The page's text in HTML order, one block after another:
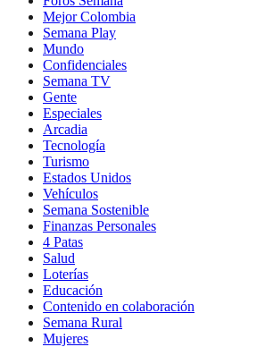
Mejor Colombia
Semana Play
Mundo
Confidenciales
Semana TV
Gente
Especiales
Arcadia
Tecnología
Turismo
Estados Unidos
Vehículos
Semana Sostenible
Finanzas Personales
4 Patas
Salud
Loterías
Educación
Contenido en colaboración
Semana Rural
Mujeres